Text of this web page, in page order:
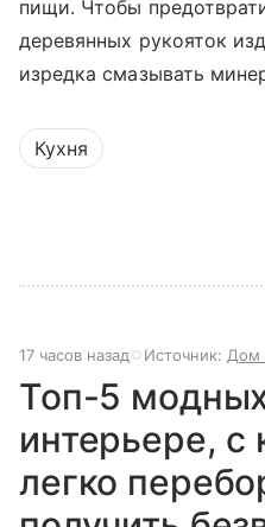
пищи. Чтобы
деревянных рукояток
изредка смазывать
Кухня
17 часов назад Источник: Дом
Топ-5
интерьере, с
легко